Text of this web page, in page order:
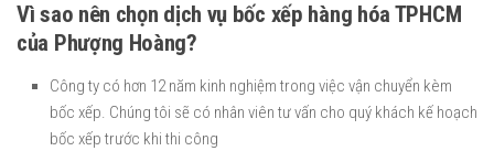
Vì sao nên chọn dịch vụ bốc xếp hàng hóa TPHCM
của Phượng Hoàng?
Công ty có hơn 12 năm kinh nghiệm trong việc vận chuyển kèm
bốc xếp. Chúng tôi sẽ có nhân viên tư vấn cho quý khách kế hoạch
bốc xếp trước khi thi công